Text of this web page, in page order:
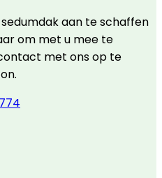
aan te schaffen
om met u mee te
met ons op te